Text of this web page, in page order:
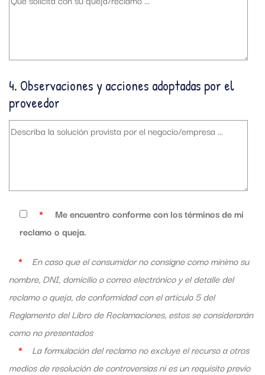
4. Observaciones y acciones adoptadas por el
proveedor
*
Me encuentro conforme con los términos de mi
reclamo o queja.
*
En caso que el consumidor no consigne como mínimo su
nombre, DNI, domicilio o correo electrónico y el detalle del
reclamo o queja, de conformidad con el artículo 5 del
Reglamento del Libro de Reclamaciones, estos se considerarán
como no presentados
*
La formulación del reclamo no excluye el recurso a otros
medios de resolución de controversias ni es un requisito previo